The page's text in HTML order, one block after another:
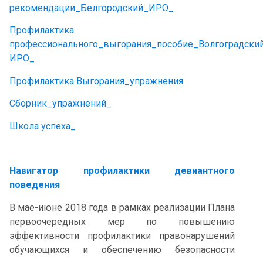
рекомендации_Белгородский_ИРО_
Профилактика
ИРО_
Профилактика Выгорания_упражнения
Сборник_упражнений_
Школа успеха_
Навигатор профилактики девиантного
поведения
В мае-июне 2018 года в рамках реализации Плана
первоочередных мер по повышению
эффективности профилактики правонарушений
обучающихся и обеспечению безопасности